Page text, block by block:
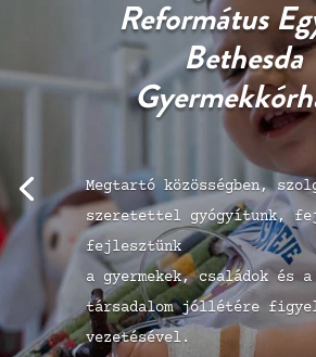
“… Tartozunk
hogy az
gyengeségeit
…”
Róma 15,1